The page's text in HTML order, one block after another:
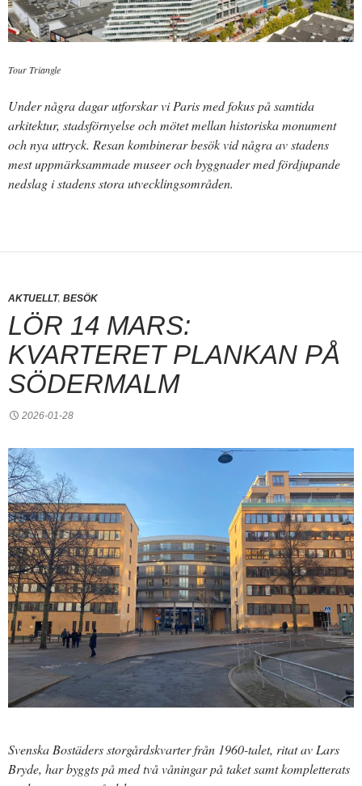
Tour Triangle
Under några dagar utforskar vi Paris med fokus på samtida
arkitektur, stadsförnyelse och mötet mellan historiska monument
och nya uttryck. Resan kombinerar besök vid några av stadens
mest uppmärksammade museer och byggnader med fördjupande
nedslag i stadens stora utvecklingsområden.
AKTUELLT, BESÖK
LÖR 14 MARS:
KVARTERET PLANKAN PÅ
SÖDERMALM
2026-01-28
Svenska Bostäders storgårdskvarter från 1960-talet, ritat av Lars
Bryde, har byggts på med två våningar på taket samt kompletterats